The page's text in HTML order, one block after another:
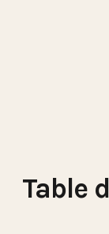
Table